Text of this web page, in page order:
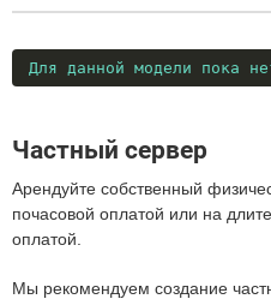
Для данной модели пока
Частный сервер
Арендуйте собственный
почасовой оплатой или на
оплатой.
Мы рекомендуем создание